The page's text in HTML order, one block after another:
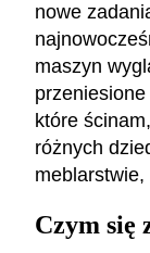
nowe
maszyn
które
różnych
Czym się